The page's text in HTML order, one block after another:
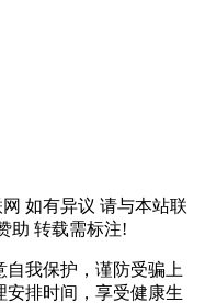
如有异议 请与本站联
助 转载需标注!
我保护，谨防受骗上
安排时间，享受健康生